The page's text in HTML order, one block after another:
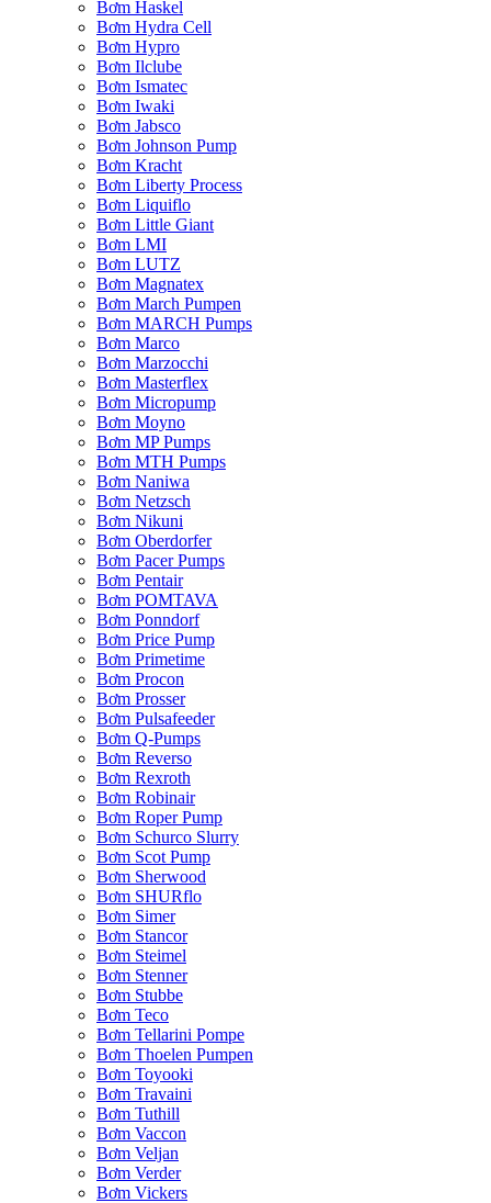
Bơm Haskel
Bơm Hydra Cell
Bơm Hypro
Bơm Ilclube
Bơm Ismatec
Bơm Iwaki
Bơm Jabsco
Bơm Johnson Pump
Bơm Kracht
Bơm Liberty Process
Bơm Liquiflo
Bơm Little Giant
Bơm LMI
Bơm LUTZ
Bơm Magnatex
Bơm March Pumpen
Bơm MARCH Pumps
Bơm Marco
Bơm Marzocchi
Bơm Masterflex
Bơm Micropump
Bơm Moyno
Bơm MP Pumps
Bơm MTH Pumps
Bơm Naniwa
Bơm Netzsch
Bơm Nikuni
Bơm Oberdorfer
Bơm Pacer Pumps
Bơm Pentair
Bơm POMTAVA
Bơm Ponndorf
Bơm Price Pump
Bơm Primetime
Bơm Procon
Bơm Prosser
Bơm Pulsafeeder
Bơm Q-Pumps
Bơm Reverso
Bơm Rexroth
Bơm Robinair
Bơm Roper Pump
Bơm Schurco Slurry
Bơm Scot Pump
Bơm Sherwood
Bơm SHURflo
Bơm Simer
Bơm Stancor
Bơm Steimel
Bơm Stenner
Bơm Stubbe
Bơm Teco
Bơm Tellarini Pompe
Bơm Thoelen Pumpen
Bơm Toyooki
Bơm Travaini
Bơm Tuthill
Bơm Vaccon
Bơm Veljan
Bơm Verder
Bơm Vickers